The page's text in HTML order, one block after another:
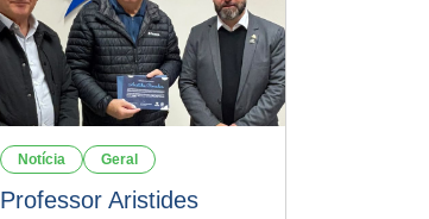
Notícia Geral
Professor Aristides